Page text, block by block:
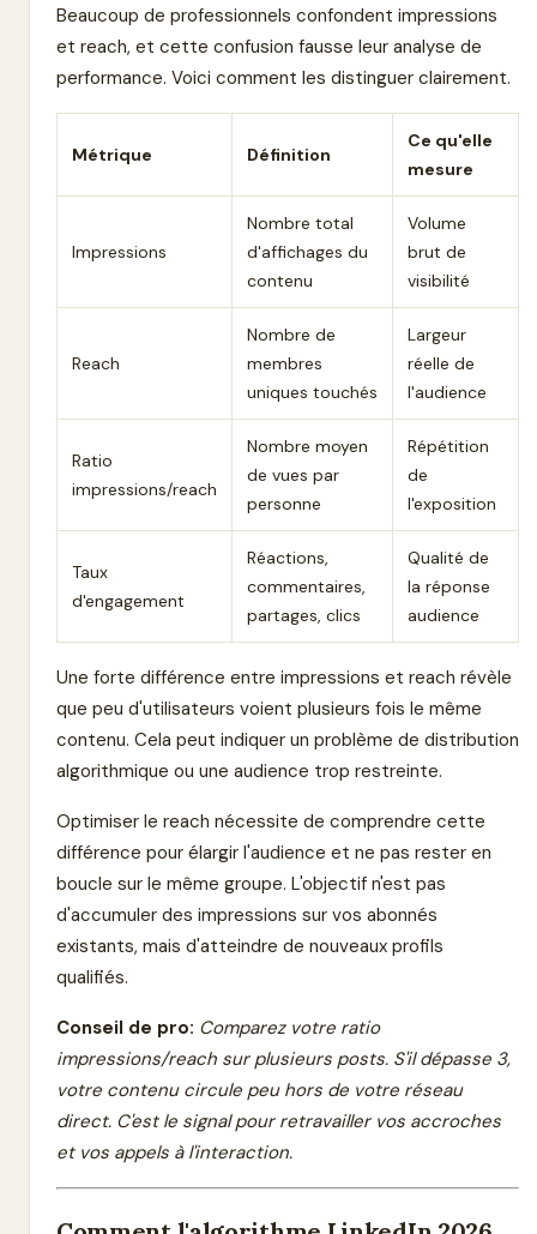
Beaucoup de professionnels confondent impressions
et reach, et cette confusion fausse leur analyse de
performance. Voici comment les distinguer clairement.
Métrique Définition
Ce qu'elle
mesure
Impressions
Nombre total
d'affichages du
contenu
Volume
brut de
visibilité
Reach
Nombre de
membres
uniques touchés
Largeur
réelle de
l'audience
Ratio
impressions/reach
Nombre moyen
de vues par
personne
Répétition
de
l'exposition
Taux
d'engagement
Réactions,
commentaires,
partages, clics
Qualité de
la réponse
audience
Une forte différence entre impressions et reach révèle
que peu d'utilisateurs voient plusieurs fois le même
contenu. Cela peut indiquer un problème de distribution
algorithmique ou une audience trop restreinte.
Optimiser le reach nécessite de comprendre cette
différence pour élargir l'audience et ne pas rester en
boucle sur le même groupe. L'objectif n'est pas
d'accumuler des impressions sur vos abonnés
existants, mais d'atteindre de nouveaux profils
qualifiés.
Conseil de pro: Comparez votre ratio
impressions/reach sur plusieurs posts. S'il dépasse 3,
votre contenu circule peu hors de votre réseau
direct. C'est le signal pour retravailler vos accroches
et vos appels à l'interaction.